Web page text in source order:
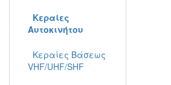
Κεραίες
Αυτοκινήτου
Κεραίες Βάσεως
VHF/UHF/SHF